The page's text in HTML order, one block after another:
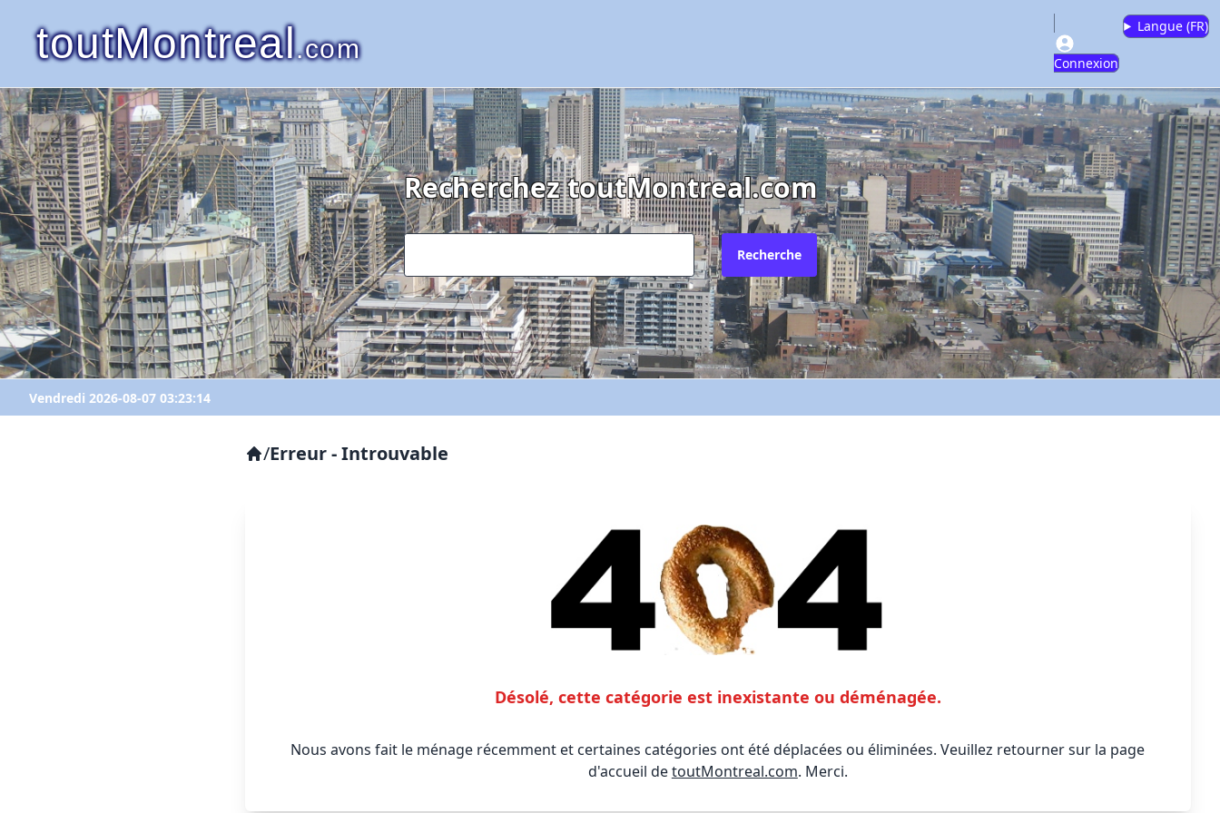
toutMontreal.com Connexion
Langue (FR)
Recherchez toutMontreal.com
Recherche
Vendredi 2026-08-07 03:23:14
/Erreur - Introuvable
Désolé, cette catégorie est inexistante ou déménagée.
Nous avons fait le ménage récemment et certaines catégories ont été déplacées ou éliminées. Veuillez retourner sur la page
d'accueil detoutMontreal.com. Merci.